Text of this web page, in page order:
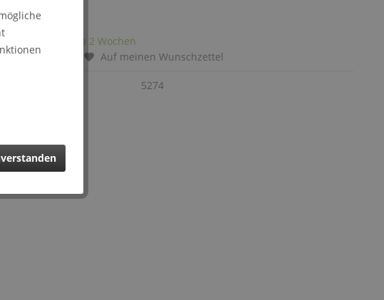
Lieferzeit: ca 2 Wochen
Vergleichen
Auf meinen Wunschzettel
5274